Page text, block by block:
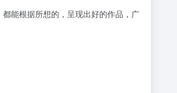
能根据所想的，呈现出好的作品，广